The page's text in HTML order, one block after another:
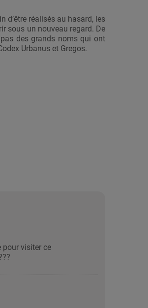
d’être réalisés au hasard, les
sous un nouveau regard. De
des grands noms qui ont
Urbanus et Gregos.
pour visiter ce